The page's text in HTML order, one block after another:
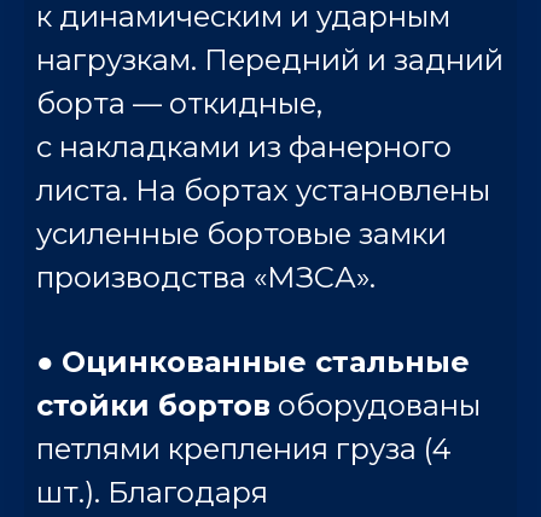
к динамическим и ударным
нагрузкам. Передний и задний
борта — откидные,
с накладками из фанерного
листа. На бортах установлены
усиленные бортовые замки
производства «МЗСА».
● Оцинкованные стальные
стойки бортов оборудованы
петлями крепления груза (4
шт.). Благодаря